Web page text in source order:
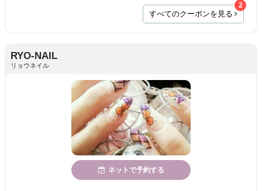
すべてのクーポンを見る
2
RYO-NAIL
リョウネイル
ネットで予約する